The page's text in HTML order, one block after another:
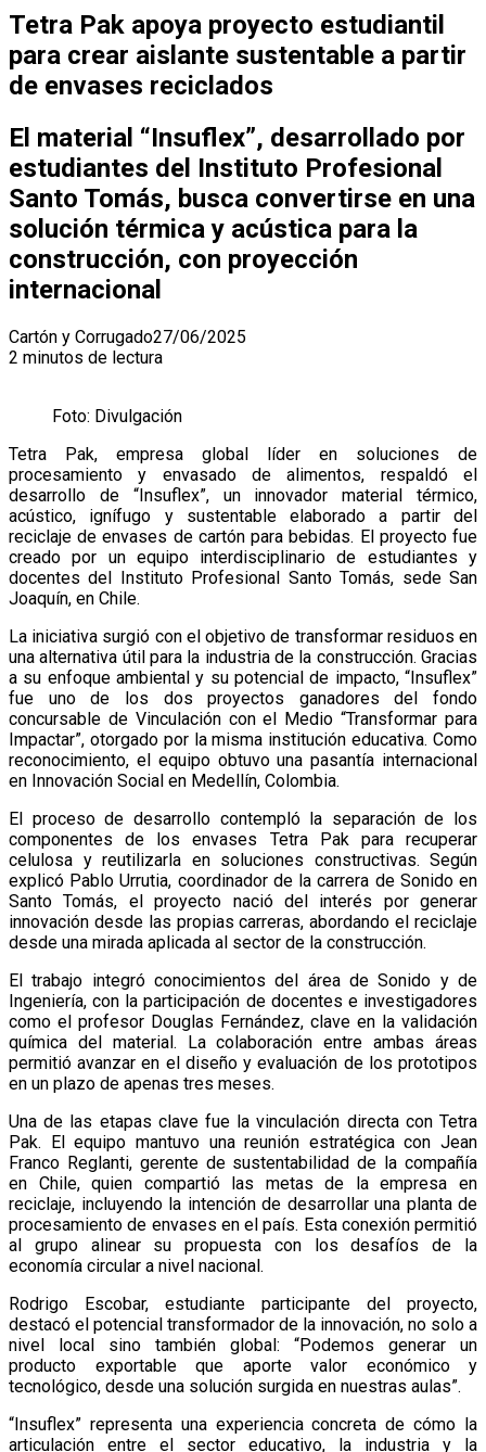
Tetra Pak apoya proyecto estudiantil
para crear aislante sustentable a partir
de envases reciclados
El material “Insuflex”, desarrollado por
estudiantes del Instituto Profesional
Santo Tomás, busca convertirse en una
solución térmica y acústica para la
construcción, con proyección
internacional
Cartón y Corrugado27/06/2025
2 minutos de lectura
Foto: Divulgación
Tetra Pak, empresa global líder en soluciones de
procesamiento y envasado de alimentos, respaldó el
desarrollo de “Insuflex”, un innovador material térmico,
acústico, ignífugo y sustentable elaborado a partir del
reciclaje de envases de cartón para bebidas. El proyecto fue
creado por un equipo interdisciplinario de estudiantes y
docentes del Instituto Profesional Santo Tomás, sede San
Joaquín, en Chile.
La iniciativa surgió con el objetivo de transformar residuos en
una alternativa útil para la industria de la construcción. Gracias
a su enfoque ambiental y su potencial de impacto, “Insuflex”
fue uno de los dos proyectos ganadores del fondo
concursable de Vinculación con el Medio “Transformar para
Impactar”, otorgado por la misma institución educativa. Como
reconocimiento, el equipo obtuvo una pasantía internacional
en Innovación Social en Medellín, Colombia.
El proceso de desarrollo contempló la separación de los
componentes de los envases Tetra Pak para recuperar
celulosa y reutilizarla en soluciones constructivas. Según
explicó Pablo Urrutia, coordinador de la carrera de Sonido en
Santo Tomás, el proyecto nació del interés por generar
innovación desde las propias carreras, abordando el reciclaje
desde una mirada aplicada al sector de la construcción.
El trabajo integró conocimientos del área de Sonido y de
Ingeniería, con la participación de docentes e investigadores
como el profesor Douglas Fernández, clave en la validación
química del material. La colaboración entre ambas áreas
permitió avanzar en el diseño y evaluación de los prototipos
en un plazo de apenas tres meses.
Una de las etapas clave fue la vinculación directa con Tetra
Pak. El equipo mantuvo una reunión estratégica con Jean
Franco Reglanti, gerente de sustentabilidad de la compañía
en Chile, quien compartió las metas de la empresa en
reciclaje, incluyendo la intención de desarrollar una planta de
procesamiento de envases en el país. Esta conexión permitió
al grupo alinear su propuesta con los desafíos de la
economía circular a nivel nacional.
Rodrigo Escobar, estudiante participante del proyecto,
destacó el potencial transformador de la innovación, no solo a
nivel local sino también global: “Podemos generar un
producto exportable que aporte valor económico y
tecnológico, desde una solución surgida en nuestras aulas”.
“Insuflex” representa una experiencia concreta de cómo la
articulación entre el sector educativo, la industria y la